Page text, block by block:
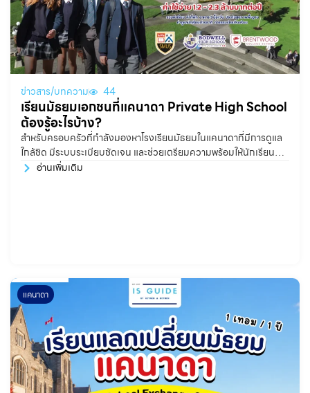
ข่าวสาร/บทความ 44
เรียนมัธยมเอกชนที่แคนาดา Private High School
ต้องรู้อะไรบ้าง?
สำหรับครอบครัวที่กำลังมองหาโรงเรียนมัธยมในแคนาดาที่มีการดูแล
ใกล้ชิด มีระบบระเบียบชัดเจน และช่วยเตรียมความพร้อมให้นักเรียน
อย่างจริงจังทั้งด้านวิชาการ ภาษา การใช้ชีวิต และการเข้ามหาวิทยาลัย
อ่านเพิ่มเติม
แคนาดา